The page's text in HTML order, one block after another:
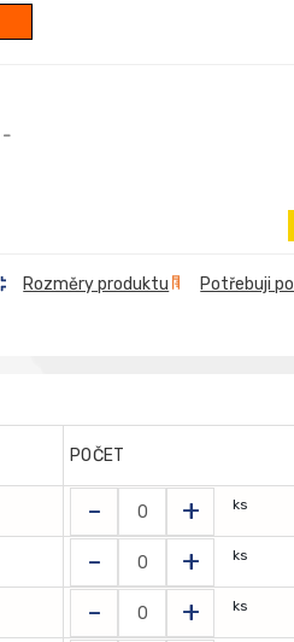
-
Rozměry produktu Potřebuji
POČET
- + ks
- + ks
- + ks